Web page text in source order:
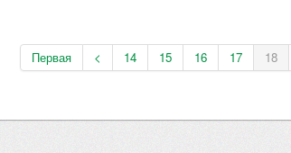
Первая < 14 15 16 17 18